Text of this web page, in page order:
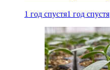
1 год спустя1 год спустя